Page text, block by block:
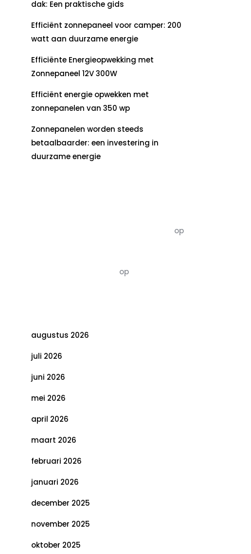
dak: Een praktische gids
Efficiënt zonnepaneel voor camper: 200
watt aan duurzame energie
Efficiënte Energieopwekking met
Zonnepaneel 12V 300W
Efficiënt energie opwekken met
zonnepanelen van 350 wp
Zonnepanelen worden steeds
betaalbaarder: een investering in
duurzame energie
op
op
augustus 2026
juli 2026
juni 2026
mei 2026
april 2026
maart 2026
februari 2026
januari 2026
december 2025
november 2025
oktober 2025